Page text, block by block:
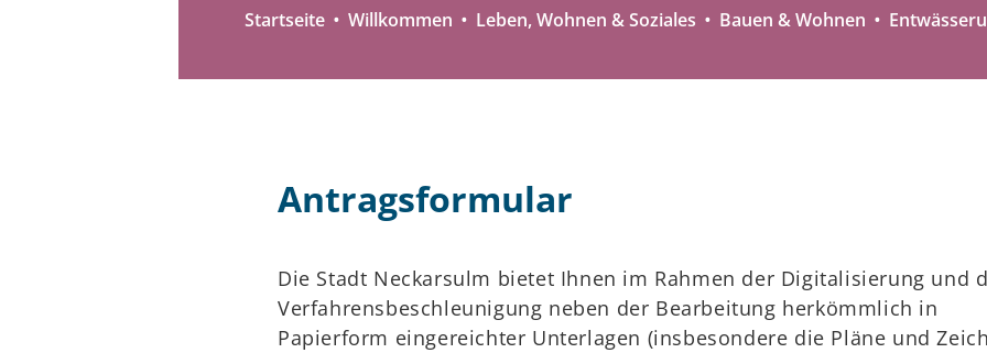
Startseite Willkommen Leben, Wohnen & Soziales Bauen & Wohnen
Antragsformular
Die Stadt Neckarsulm bietet Ihnen im Rahmen der Digitalisierung und
Verfahrensbeschleunigung neben der Bearbeitung herkömmlich in
Papierform eingereichter Unterlagen (insbesondere die Pläne und